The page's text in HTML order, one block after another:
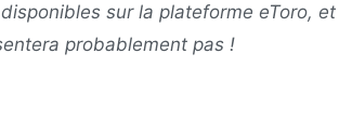
sur la plateforme eToro,
probablement pas !